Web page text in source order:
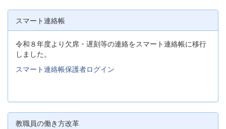
スマート連絡帳
令和８年度より欠席・遅刻等の連絡をスマート連絡帳に移行
しました。
スマート連絡帳保護者ログイン
教職員の働き方改革